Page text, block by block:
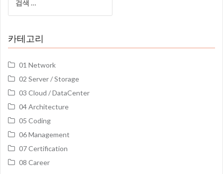
색:
카테고리
01 Network
02 Server / Storage
03 Cloud / DataCenter
04 Architecture
05 Coding
06 Management
07 Certification
08 Career